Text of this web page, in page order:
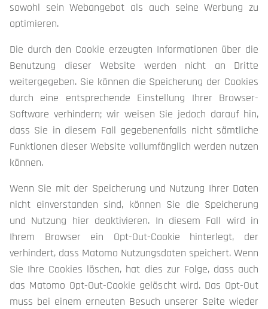
sowohl sein Webangebot als auch seine Werbung zu
optimieren.
Die durch den Cookie erzeugten Informationen über die
Benutzung dieser Website werden nicht an Dritte
weitergegeben. Sie können die Speicherung der Cookies
durch eine entsprechende Einstellung Ihrer Browser-
Software verhindern; wir weisen Sie jedoch darauf hin,
dass Sie in diesem Fall gegebenenfalls nicht sämtliche
Funktionen dieser Website vollumfänglich werden nutzen
können.
Wenn Sie mit der Speicherung und Nutzung Ihrer Daten
nicht einverstanden sind, können Sie die Speicherung
und Nutzung hier deaktivieren. In diesem Fall wird in
Ihrem Browser ein Opt-Out-Cookie hinterlegt, der
verhindert, dass Matomo Nutzungsdaten speichert. Wenn
Sie Ihre Cookies löschen, hat dies zur Folge, dass auch
das Matomo Opt-Out-Cookie gelöscht wird. Das Opt-Out
muss bei einem erneuten Besuch unserer Seite wieder